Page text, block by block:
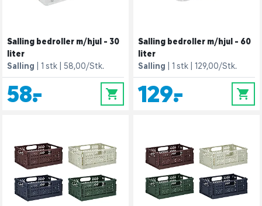
Salling bedroller m/hjul - 30
liter
Salling
1 stk 58,00/Stk.
58,- 0
Salling bedroller m/hjul - 60
liter
Salling
1 stk 129,00/Stk.
129,- 0